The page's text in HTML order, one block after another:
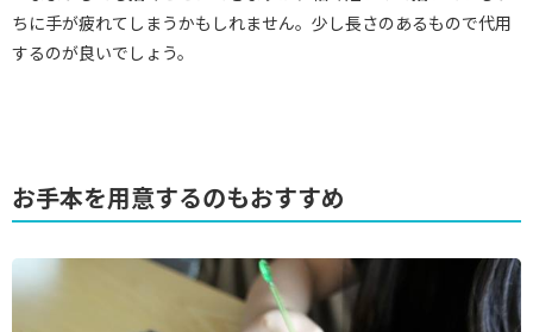
ちに手が疲れてしまうかもしれません。少し長さのあるもので代用
するのが良いでしょう。
お手本を用意するのもおすすめ